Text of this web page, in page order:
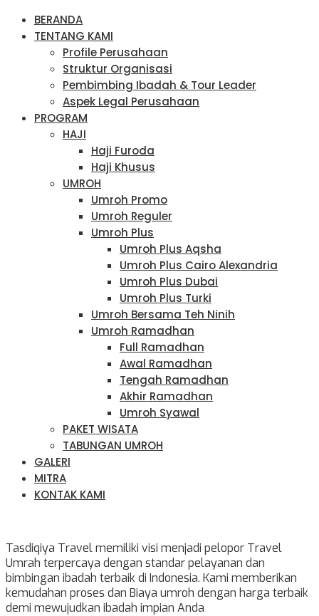
BERANDA
TENTANG KAMI
Profile Perusahaan
Struktur Organisasi
Pembimbing Ibadah & Tour Leader
Aspek Legal Perusahaan
PROGRAM
HAJI
Haji Furoda
Haji Khusus
UMROH
Umroh Promo
Umroh Reguler
Umroh Plus
Umroh Plus Aqsha
Umroh Plus Cairo Alexandria
Umroh Plus Dubai
Umroh Plus Turki
Umroh Bersama Teh Ninih
Umroh Ramadhan
Full Ramadhan
Awal Ramadhan
Tengah Ramadhan
Akhir Ramadhan
Umroh Syawal
PAKET WISATA
TABUNGAN UMROH
GALERI
MITRA
KONTAK KAMI
Tasdiqiya Travel memiliki visi menjadi pelopor Travel
Umrah terpercaya dengan standar pelayanan dan
bimbingan ibadah terbaik di Indonesia. Kami memberikan
kemudahan proses dan Biaya umroh dengan harga terbaik
demi mewujudkan ibadah impian Anda